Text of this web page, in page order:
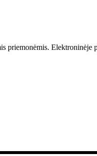
priemonėmis. Elektroninėje